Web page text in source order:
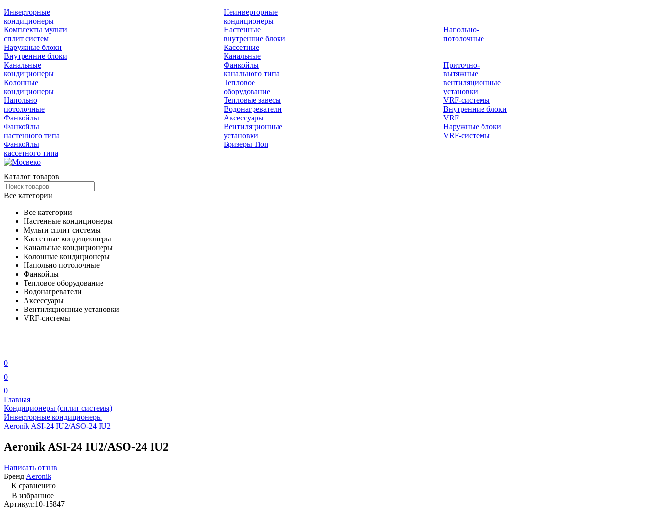
Инверторные
кондиционеры
Неинверторные
кондиционеры
Комплекты мульти
сплит систем
Наружные блоки
Внутренние блоки
Настенные
внутренние блоки
Кассетные
Канальные
Напольно-
потолочные
Канальные
кондиционеры
Колонные
кондиционеры
Напольно
потолочные
Фанкойлы
Фанкойлы
настенного типа
Фанкойлы
кассетного типа
Фанкойлы
канального типа
Тепловое
оборудование
Тепловые завесы
Водонагреватели
Аксессуары
Вентиляционные
установки
Бризеры Tion
Приточно-
вытяжные
вентиляционные
установки
VRF-системы
Внутренние блоки
VRF
Наружные блоки
VRF-системы
Каталог товаров
Все категории
Все категории
Настенные кондиционеры
Мульти сплит системы
Кассетные кондиционеры
Канальные кондиционеры
Колонные кондиционеры
Напольно потолочные
Фанкойлы
Тепловое оборудование
Водонагреватели
Аксессуары
Вентиляционные установки
VRF-системы
0
0
0
Главная
Кондиционеры (сплит системы)
Инверторные кондиционеры
Aeronik ASI-24 IU2/ASO-24 IU2
Aeronik ASI-24 IU2/ASO-24 IU2
Написать отзыв
Бренд:Aeronik
К сравнению
В избранное
Артикул:10-15847